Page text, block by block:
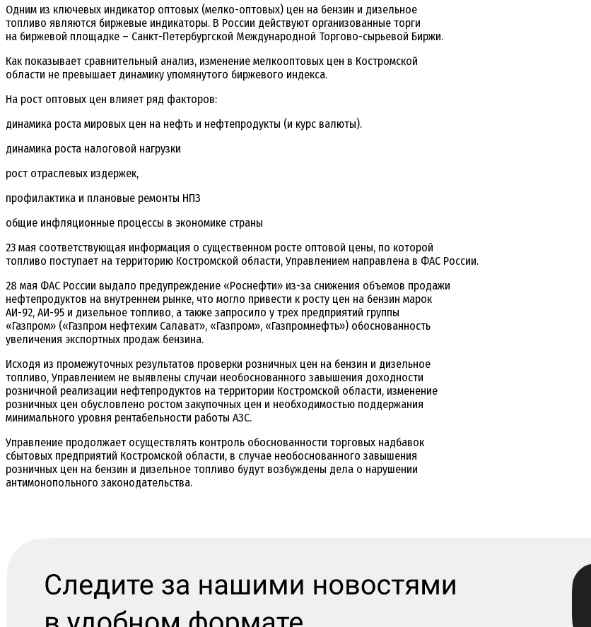
Одним из ключевых индикатор оптовых (мелко-оптовых) цен на бензин и дизельное
топливо являются биржевые индикаторы. В России действуют организованные торги
на биржевой площадке – Санкт-Петербургской Международной Торгово-сырьевой Биржи.
Как показывает сравнительный анализ, изменение мелкооптовых цен в Костромской
области не превышает динамику упомянутого биржевого индекса.
На рост оптовых цен влияет ряд факторов:
динамика роста мировых цен на нефть и нефтепродукты (и курс валюты).
динамика роста налоговой нагрузки
рост отраслевых издержек,
профилактика и плановые ремонты НПЗ
общие инфляционные процессы в экономике страны
23 мая соответствующая информация о существенном росте оптовой цены, по которой
топливо поступает на территорию Костромской области, Управлением направлена в ФАС России.
28 мая ФАС России выдало предупреждение «Роснефти» из-за снижения объемов продажи
нефтепродуктов на внутреннем рынке, что могло привести к росту цен на бензин марок
АИ-92, АИ-95 и дизельное топливо, а также запросило у трех предприятий группы
«Газпром» («Газпром нефтехим Салават», «Газпром», «Газпромнефть») обоснованность
увеличения экспортных продаж бензина.
Исходя из промежуточных результатов проверки розничных цен на бензин и дизельное
топливо, Управлением не выявлены случаи необоснованного завышения доходности
розничной реализации нефтепродуктов на территории Костромской области, изменение
розничных цен обусловлено ростом закупочных цен и необходимостью поддержания
минимального уровня рентабельности работы АЗС.
Управление продолжает осуществлять контроль обоснованности торговых надбавок
сбытовых предприятий Костромской области, в случае необоснованного завышения
розничных цен на бензин и дизельное топливо будут возбуждены дела о нарушении
антимонопольного законодательства.